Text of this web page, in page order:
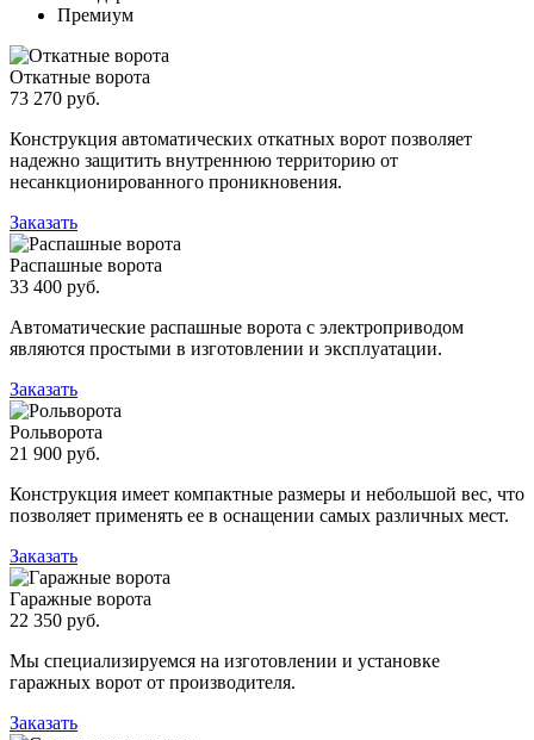
Премиум
Откатные ворота
73 270 руб.
Конструкция автоматических откатных ворот позволяет
надежно защитить внутреннюю территорию от
несанкционированного проникновения.
Заказать
Распашные ворота
33 400 руб.
Автоматические распашные ворота с электроприводом
являются простыми в изготовлении и эксплуатации.
Заказать
Рольворота
21 900 руб.
Конструкция имеет компактные размеры и небольшой вес, что
позволяет применять ее в оснащении самых различных мест.
Заказать
Гаражные ворота
22 350 руб.
Мы специализируемся на изготовлении и установке
гаражных ворот от производителя.
Заказать